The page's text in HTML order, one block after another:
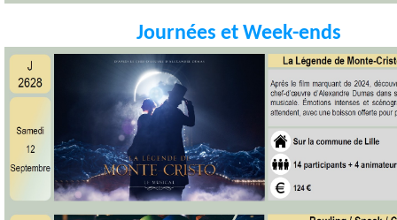
Journées et Week-ends